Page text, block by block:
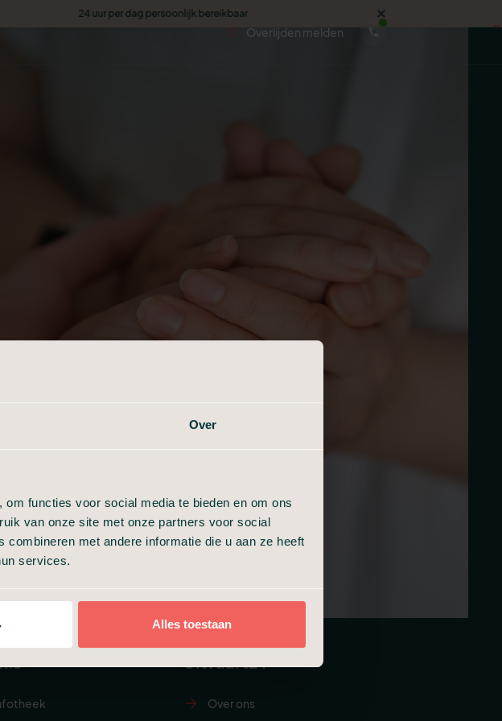
Over
functies voor social media te bieden en om ons
van onze site met onze partners voor social
met andere informatie die u aan ze heeft
services.
Alles toestaan
uur per dag persoonlijk bereikbaar
Overlijden melden
Uitvaart24
Over ons